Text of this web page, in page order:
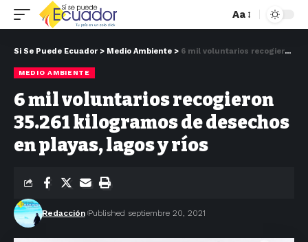
Aa
Si Se Puede Ecuador > Medio Ambiente > 6 mil voluntarios recogieron 35.261 kilogramos de desechos en playas, lagos y ríos
MEDIO AMBIENTE
6 mil voluntarios recogieron
35.261 kilogramos de desechos
en playas, lagos y ríos
Redacción Published septiembre 20, 2021